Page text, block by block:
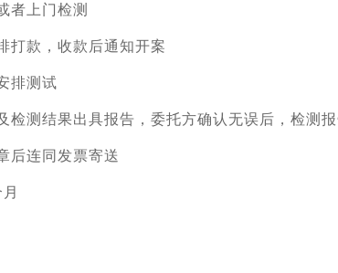
者上门检测
打款，收款后通知开案
排测试
检测结果出具报告，委托方确认无误后，检测
后连同发票寄送